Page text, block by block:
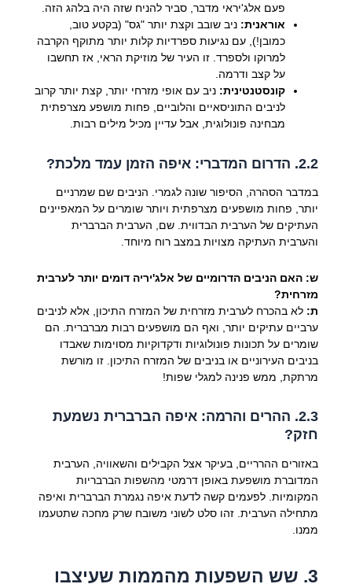
פעם אלג'יראי מדבר, סביר להניח שזה היה בלהג הזה.
אוראנית: ניב שובב וקצת יותר "גס" (בקטע טוב,
כמובן!), עם נגיעות ספרדיות קלות יותר מתוקף הקרבה
למרוקו ולספרד. זו העיר של מוזיקת הראי, אז תחשבו
על קצב ודרמה.
קונסטנטינית: ניב עם אופי מזרחי יותר, קצת יותר קרוב
לניבים התוניסאיים והלוביים, פחות מושפע מצרפתית
מבחינה פונולוגית, אבל עדיין מכיל מילים רבות.
2.2. הדרום המדברי: איפה הזמן עמד מלכת?
במדבר הסהרה, הסיפור שונה לגמרי. הניבים שם שמרניים
יותר, פחות מושפעים מצרפתית ויותר שומרים על המאפיינים
העתיקים של הערבית הבדווית. שם, הערבית הברברית
והערבית העתיקה מצויות במצב רוח מיוחד.
ש: האם הניבים הדרומיים של אלג'יריה דומים יותר לערבית
מזרחית?
ת: לא בהכרח לערבית מזרחית של המזרח התיכון, אלא לניבים
ערביים עתיקים יותר, ואף הם מושפעים רבות מברברית. הם
שומרים על תכונות פונולוגיות ודקדוקיות מסוימות שאבדו
בניבים העירוניים או בניבים של המזרח התיכון. זו מורשת
מרתקת, ממש פנינה למגלי שפות!
2.3. ההרים והרמה: איפה הברברית נשמעת
חזק?
באזורים ההרריים, בעיקר אצל הקבילים והשאוויה, הערבית
המדוברת מושפעת באופן דרמטי מהשפות הברבריות
המקומיות. לפעמים קשה לדעת איפה נגמרת הברברית ואיפה
מתחילה הערבית. זהו סלט לשוני משובח שרק מחכה שתטעמו
ממנו.
3. שש השפעות מהממות שעיצבו